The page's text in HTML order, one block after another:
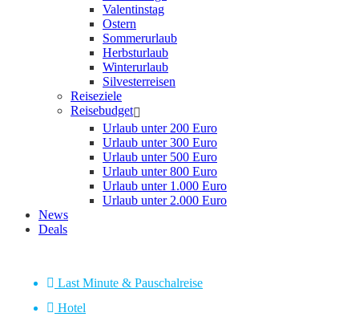
Valentinstag
Ostern
Sommerurlaub
Herbsturlaub
Winterurlaub
Silvesterreisen
Reiseziele
Reisebudget
Urlaub unter 200 Euro
Urlaub unter 300 Euro
Urlaub unter 500 Euro
Urlaub unter 800 Euro
Urlaub unter 1.000 Euro
Urlaub unter 2.000 Euro
News
Deals
Last Minute & Pauschalreise
Hotel